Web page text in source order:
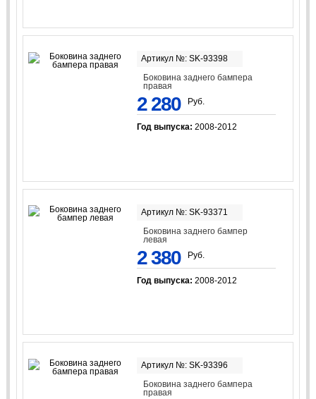
Артикул №: SK-93398
Боковина заднего бампера
правая
2 280 Руб.
Год выпуска: 2008-2012
Артикул №: SK-93371
Боковина заднего бампер
левая
2 380 Руб.
Год выпуска: 2008-2012
Артикул №: SK-93396
Боковина заднего бампера
правая